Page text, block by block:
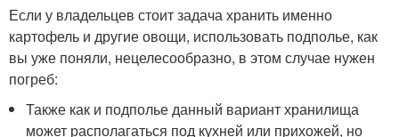
Если у владельцев стоит задача хранить именно
картофель и другие овощи, использовать подполье, как
вы уже поняли, нецелесообразно, в этом случае нужен
погреб:
Также как и подполье данный вариант хранилища
может располагаться под кухней или прихожей, но